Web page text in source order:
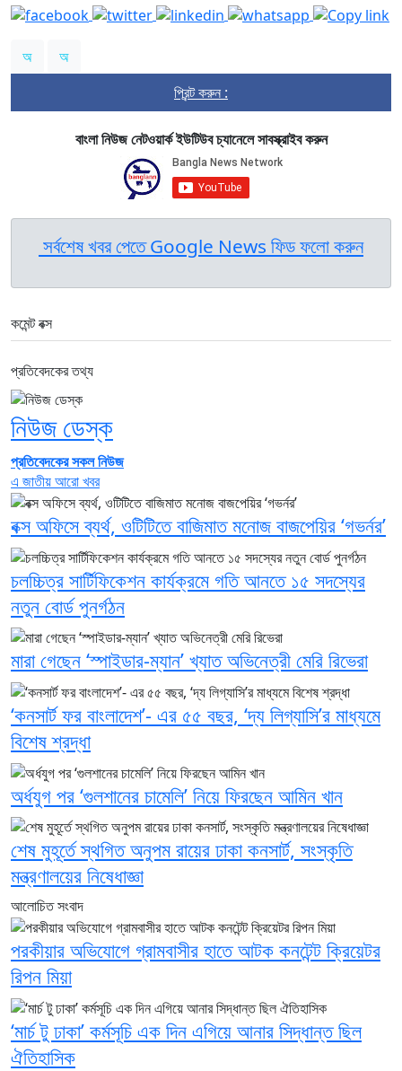
অ
অ
প্রিন্ট করুন :
বাংলা নিউজ নেটওয়ার্ক ইউটিউব চ্যানেলে সাবস্ক্রাইব করুন
সর্বশেষ খবর পেতে Google News ফিড ফলো করুন
কমেন্ট বক্স
প্রতিবেদকের তথ্য
নিউজ ডেস্ক
প্রতিবেদকের সকল নিউজ
এ জাতীয় আরো খবর
বক্স অফিসে ব্যর্থ, ওটিটিতে বাজিমাত মনোজ বাজপেয়ির ‘গভর্নর’
চলচ্চিত্র সার্টিফিকেশন কার্যক্রমে গতি আনতে ১৫ সদস্যের
নতুন বোর্ড পুনর্গঠন
মারা গেছেন ‘স্পাইডার-ম্যান’ খ্যাত অভিনেত্রী মেরি রিভেরা
‘কনসার্ট ফর বাংলাদেশ’- এর ৫৫ বছর, ‘দ্য লিগ্যাসি’র মাধ্যমে
বিশেষ শ্রদ্ধা
অর্ধযুগ পর ‘গুলশানের চামেলি’ নিয়ে ফিরছেন আমিন খান
শেষ মুহূর্তে স্থগিত অনুপম রায়ের ঢাকা কনসার্ট, সংস্কৃতি
মন্ত্রণালয়ের নিষেধাজ্ঞা
আলোচিত সংবাদ
পরকীয়ার অভিযোগে গ্রামবাসীর হাতে আটক কনটেন্ট ক্রিয়েটর
রিপন মিয়া
‘মার্চ টু ঢাকা’ কর্মসূচি এক দিন এগিয়ে আনার সিদ্ধান্ত ছিল
ঐতিহাসিক